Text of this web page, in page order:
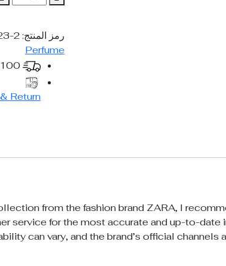
رمز المنتج:2
Perfume
Free Worldwide Shipping On All Orders Over $100
Return
from the fashion brand ZARA, I
service for the most accurate and up-to-
can vary, and the brand’s official